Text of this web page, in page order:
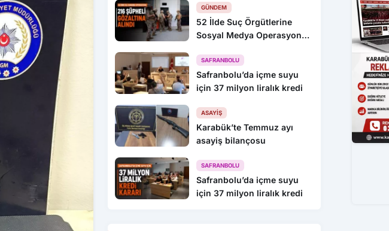
GÜNDEM
52 İlde Suç Örgütlerine
Sosyal Medya Operasyonu:
SAFRANBOLU
Safranbolu’da içme suyu
için 37 milyon liralık kredi
ASAYIŞ
Karabük’te Temmuz ayı
asayiş bilançosu
SAFRANBOLU
Safranbolu’da içme suyu
için 37 milyon liralık kredi